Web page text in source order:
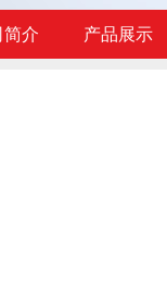
简介 产品展示